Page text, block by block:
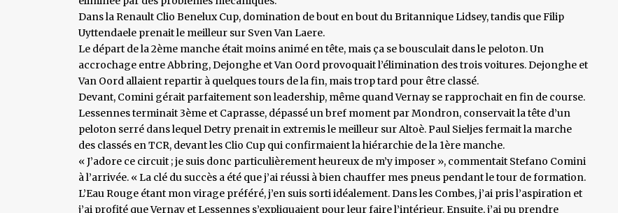
Dans la Renault Clio Benelux Cup, domination de bout en bout du Britannique Lidsey, tandis que Filip
Uyttendaele prenait le meilleur sur Sven Van Laere.
Le départ de la 2ème manche était moins animé en tête, mais ça se bousculait dans le peloton. Un
accrochage entre Abbring, Dejonghe et Van Oord provoquait l’élimination des trois voitures. Dejonghe et
Van Oord allaient repartir à quelques tours de la fin, mais trop tard pour être classé.
Devant, Comini gérait parfaitement son leadership, même quand Vernay se rapprochait en fin de course.
Lessennes terminait 3ème et Caprasse, dépassé un bref moment par Mondron, conservait la tête d’un
peloton serré dans lequel Detry prenait in extremis le meilleur sur Altoè. Paul Sieljes fermait la marche
des classés en TCR, devant les Clio Cup qui confirmaient la hiérarchie de la 1ère manche.
« J’adore ce circuit ; je suis donc particulièrement heureux de m’y imposer », commentait Stefano Comini
à l’arrivée. « La clé du succès a été que j’ai réussi à bien chauffer mes pneus pendant le tour de formation.
L’Eau Rouge étant mon virage préféré, j’en suis sorti idéalement. Dans les Combes, j’ai pris l’aspiration et
j’ai profité que Vernay et Lessennes s’expliquaient pour leur faire l’intérieur. Ensuite, j’ai pu prendre